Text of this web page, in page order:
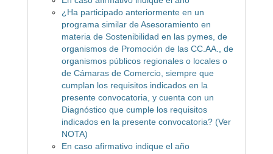
¿Ha participado anteriormente en un
programa similar de Asesoramiento en
materia de Sostenibilidad en las pymes, de
organismos de Promoción de las CC.AA., de
organismos públicos regionales o locales o
de Cámaras de Comercio, siempre que
cumplan los requisitos indicados en la
presente convocatoria, y cuenta con un
Diagnóstico que cumple los requisitos
indicados en la presente convocatoria? (Ver
NOTA)
En caso afirmativo indique el año